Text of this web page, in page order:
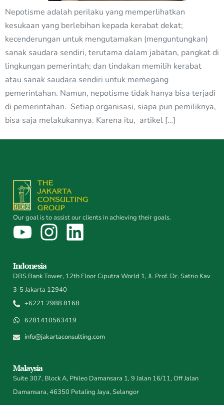
Nepotisme adalah perilaku yang memperlihatkan
kesukaan yang berlebihan kepada kerabat dekat;
kecenderungan untuk mengutamakan (menguntungkan)
sanak saudara sendiri, terutama dalam jabatan, pangkat di
lingkungan pemerintah; dan tindakan memilih kerabat
atau sanak saudara sendiri untuk memegang
pemerintahan. Namun, nepotisme tidak hanya bisa terjadi
di pemerintahan. Setiap organisasi, siapa pun pemiliknya,
bisa saja melakukannya. Karena itu, artikel […]
Our goal is to assist our clients in achieving their goals.
Indonesia
DBS Bank Tower, 12th Floor Ciputra World 1, Jl. Prof. Dr. Satrio Kav
3-5 Jakarta 12940
+6221 2988 8168
6281410563419
info@jakartaconsulting.com
Malaysia
Suite 307, Block A, Phileo Damansara 1, 9 Jalan 16/11, Off Jalan
Damansara, 46350 Petaling Jaya, Selangor